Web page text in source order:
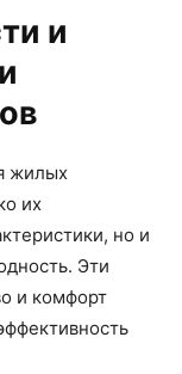
и
жилых
их
но и
Эти
и комфорт